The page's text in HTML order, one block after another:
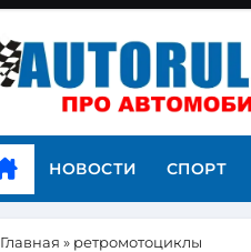
НОВОСТИ СПОРТ
Главная » ретромотоциклы